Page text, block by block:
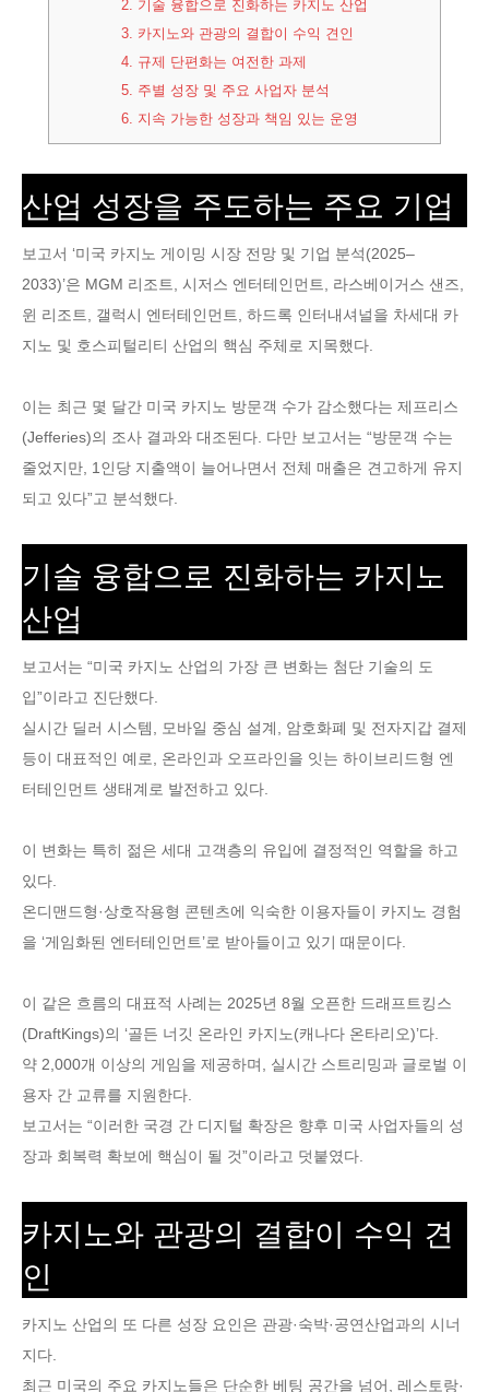
2. 기술 융합으로 진화하는 카지노 산업
3. 카지노와 관광의 결합이 수익 견인
4. 규제 단편화는 여전한 과제
5. 주별 성장 및 주요 사업자 분석
6. 지속 가능한 성장과 책임 있는 운영
산업 성장을 주도하는 주요 기업
보고서 ‘미국 카지노 게이밍 시장 전망 및 기업 분석(2025–
2033)’은 MGM 리조트, 시저스 엔터테인먼트, 라스베이거스 샌즈,
윈 리조트, 갤럭시 엔터테인먼트, 하드록 인터내셔널을 차세대 카
지노 및 호스피털리티 산업의 핵심 주체로 지목했다.
이는 최근 몇 달간 미국 카지노 방문객 수가 감소했다는 제프리스
(Jefferies)의 조사 결과와 대조된다. 다만 보고서는 “방문객 수는
줄었지만, 1인당 지출액이 늘어나면서 전체 매출은 견고하게 유지
되고 있다”고 분석했다.
기술 융합으로 진화하는 카지노
산업
보고서는 “미국 카지노 산업의 가장 큰 변화는 첨단 기술의 도
입”이라고 진단했다.
실시간 딜러 시스템, 모바일 중심 설계, 암호화폐 및 전자지갑 결제
등이 대표적인 예로, 온라인과 오프라인을 잇는 하이브리드형 엔
터테인먼트 생태계로 발전하고 있다.
이 변화는 특히 젊은 세대 고객층의 유입에 결정적인 역할을 하고
있다.
온디맨드형·상호작용형 콘텐츠에 익숙한 이용자들이 카지노 경험
을 ‘게임화된 엔터테인먼트’로 받아들이고 있기 때문이다.
이 같은 흐름의 대표적 사례는 2025년 8월 오픈한 드래프트킹스
(DraftKings)의 ‘골든 너깃 온라인 카지노(캐나다 온타리오)’다.
약 2,000개 이상의 게임을 제공하며, 실시간 스트리밍과 글로벌 이
용자 간 교류를 지원한다.
보고서는 “이러한 국경 간 디지털 확장은 향후 미국 사업자들의 성
장과 회복력 확보에 핵심이 될 것”이라고 덧붙였다.
카지노와 관광의 결합이 수익 견
인
카지노 산업의 또 다른 성장 요인은 관광·숙박·공연산업과의 시너
지다.
최근 미국의 주요 카지노들은 단순한 베팅 공간을 넘어, 레스토랑·